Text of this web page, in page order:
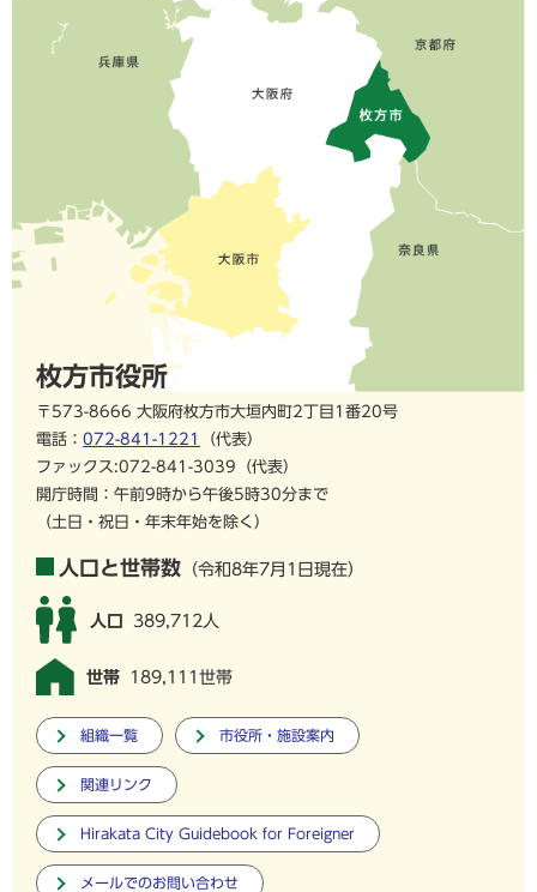
枚方市役所
〒573-8666 大阪府枚方市大垣内町2丁目1番20号
電話： 072-841-1221
（代表）
ファックス:072-841-3039（代表）
開庁時間：午前9時から午後5時30分まで
（土日・祝日・年末年始を除く）
人口と世帯数 （令和8年7月1日現在）
人口 389,712人
世帯 189,111世帯
組織一覧 市役所・施設案内
関連リンク
Hirakata City Guidebook for Foreigner
メールでのお問い合わせ